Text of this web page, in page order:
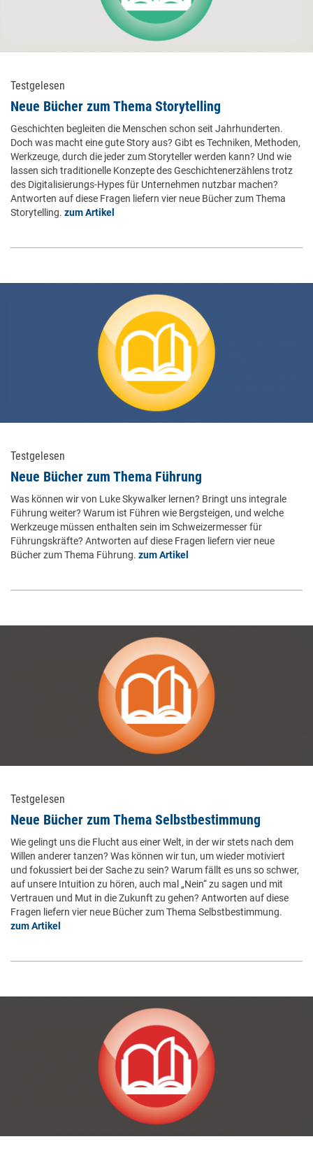
Testgelesen
Neue Bücher zum Thema Storytelling
Geschichten begleiten die Menschen schon seit Jahrhunderten.
Doch was macht eine gute Story aus? Gibt es Techniken, Methoden,
Werkzeuge, durch die jeder zum Storyteller werden kann? Und wie
lassen sich traditionelle Konzepte des Geschichtenerzählens trotz
des Digitalisierungs-Hypes für Unternehmen nutzbar machen?
Antworten auf diese Fragen liefern vier neue Bücher zum Thema
Storytelling. zum Artikel
Testgelesen
Neue Bücher zum Thema Führung
Was können wir von Luke Skywalker lernen? Bringt uns integrale
Führung weiter? Warum ist Führen wie Bergsteigen, und welche
Werkzeuge müssen enthalten sein im Schweizermesser für
Führungskräfte? Antworten auf diese Fragen liefern vier neue
Bücher zum Thema Führung. zum Artikel
Testgelesen
Neue Bücher zum Thema Selbstbestimmung
Wie gelingt uns die Flucht aus einer Welt, in der wir stets nach dem
Willen anderer tanzen? Was können wir tun, um wieder motiviert
und fokussiert bei der Sache zu sein? Warum fällt es uns so schwer,
auf unsere Intuition zu hören, auch mal „Nein“ zu sagen und mit
Vertrauen und Mut in die Zukunft zu gehen? Antworten auf diese
Fragen liefern vier neue Bücher zum Thema Selbstbestimmung.
zum Artikel